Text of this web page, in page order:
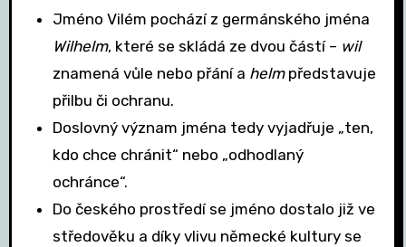
Jméno Vilém pochází z germánského jména
Wilhelm, které se skládá ze dvou částí – wil
znamená vůle nebo přání a helmpředstavuje
přilbu či ochranu.
Doslovný význam jména tedy vyjadřuje „ten,
kdo chce chránit“ nebo „odhodlaný
ochránce“.
Do českého prostředí se jméno dostalo již ve
středověku a díky vlivu německé kultury se